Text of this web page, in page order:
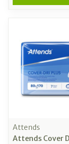
Attends
Attends Cover